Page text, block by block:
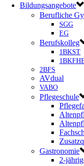
Bildungsangebote
Berufliche
SGG
EG
Berufskolleg
1BKST
2BFS
AVdual
VABO
Pflegeschule
Gastronomie
2-